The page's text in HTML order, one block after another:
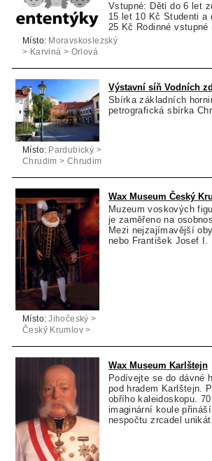
Vstupné: Děti do 6 let
15 let 10 Kč Studenti a
25 Kč Rodinné
Místo: Moravskoslezský
> Karviná > Orlová
Výstavní síň Vodních
Sbírka základních
petrografická sbírka
Místo: Pardubický >
Chrudim > Chrudim
Wax Museum Český
Muzeum voskových
je zaměřeno na
Mezi nejzajímavější
nebo František Josef I.
Místo: Jihočeský >
Český Krumlov >
Wax Museum Karlštejn
Podívejte se do dávné
pod hradem Karlštejn.
obřího kaleidoskopu.
imaginární koule
nespočtu zrcadel